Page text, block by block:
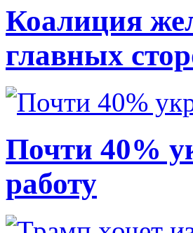
Коалиция
главных
Почти 40%
работу